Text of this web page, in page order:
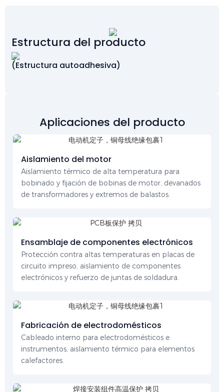
Estructura del producto
(Estructura autoadhesiva)
Aplicaciones del producto
Aislamiento del motor
Aislamiento térmico de alta temperatura para
bobinado y fijación de bobinas de motor, devanados
de transformadores y extremos de balastos.
Ensamblaje de componentes electrónicos
Protección contra altas temperaturas en placas de
circuito impreso, aislamiento de componentes
electrónicos y refuerzo de juntas de soldadura.
Fabricación de electrodomésticos
Cableado interno para electrodomésticos e
instrumentos, aislamiento térmico para elementos
calefactores.